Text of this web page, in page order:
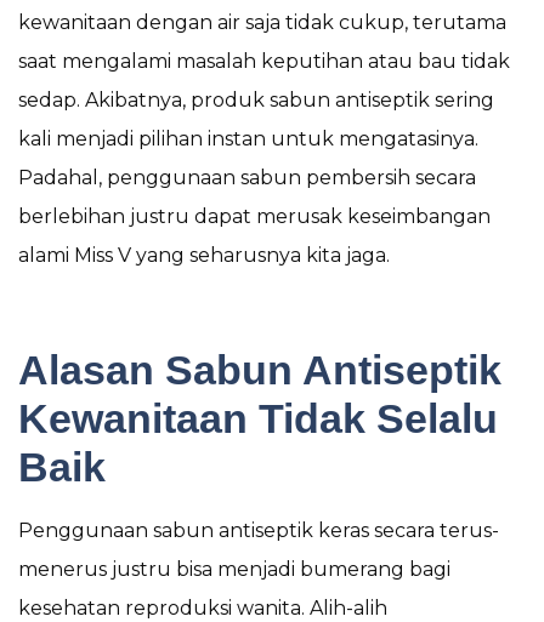
kewanitaan dengan air saja tidak cukup, terutama
saat mengalami masalah keputihan atau bau tidak
sedap. Akibatnya, produk sabun antiseptik sering
kali menjadi pilihan instan untuk mengatasinya.
Padahal, penggunaan sabun pembersih secara
berlebihan justru dapat merusak keseimbangan
alami Miss V yang seharusnya kita jaga.
Alasan Sabun Antiseptik
Kewanitaan Tidak Selalu
Baik
Penggunaan sabun antiseptik keras secara terus-
menerus justru bisa menjadi bumerang bagi
kesehatan reproduksi wanita. Alih-alih